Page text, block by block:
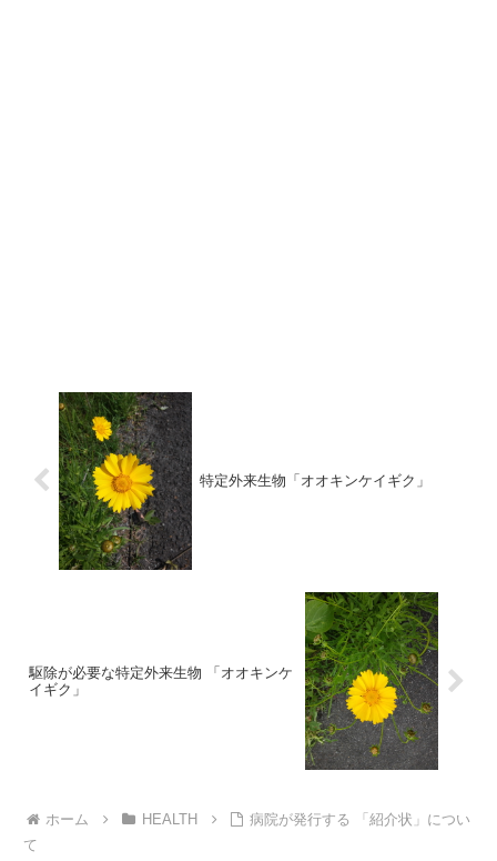
特定外来生物「オオキンケイギク」
駆除が必要な特定外来生物 「オオキンケ
イギク」
ホーム HEALTH
病院が発行する 「紹介状」につい
て